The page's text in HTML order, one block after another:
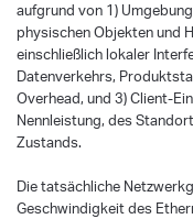
aufgrund von 1)
physischen Objekten und
einschließlich lokaler
Datenverkehrs,
Overhead, und 3) Client-
Nennleistung, des
Zustands.
Die tatsächliche
Geschwindigkeit des